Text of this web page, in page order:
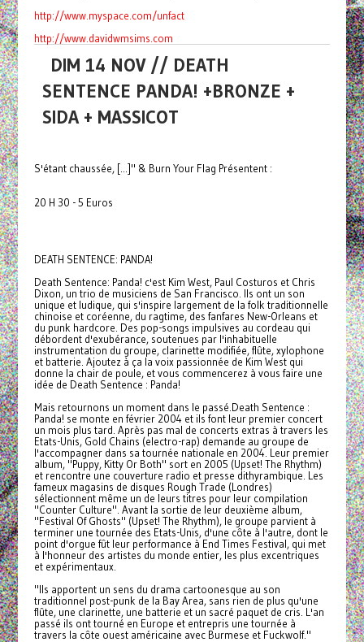
http://www.myspace.com/unfact
http://www.davidwmsims.com
DIM 14 NOV // DEATH
SENTENCE PANDA! +BRONZE +
SIDA + MASSICOT
S'étant chaussée, [...]" & Burn Your Flag Présentent :
20 H 30 - 5 Euros
DEATH SENTENCE: PANDA!
Death Sentence: Panda! c'est Kim West, Paul Costuros et Chris
Dixon, un trio de musiciens de San Francisco. Ils ont un son
unique et ludique, qui s'inspire largement de la folk traditionnelle
chinoise et coréenne, du ragtime, des fanfares New-Orleans et
du punk hardcore. Des pop-songs impulsives au cordeau qui
débordent d'exubérance, soutenues par l'inhabituelle
instrumentation du groupe, clarinette modifiée, flûte, xylophone
et batterie. Ajoutez à ça la voix passionnée de Kim West qui
donne la chair de poule, et vous commencerez à vous faire une
idée de Death Sentence : Panda!
Mais retournons un moment dans le passé.Death Sentence :
Panda! se monte en février 2004 et ils font leur premier concert
un mois plus tard. Après pas mal de concerts extras à travers les
Etats-Unis, Gold Chains (electro-rap) demande au groupe de
l'accompagner dans sa tournée nationale en 2004. Leur premier
album, "Puppy, Kitty Or Both" sort en 2005 (Upset! The Rhythm)
et rencontre une couverture radio et presse dithyrambique. Les
fameux magasins de disques Rough Trade (Londres)
sélectionnent même un de leurs titres pour leur compilation
"Counter Culture". Avant la sortie de leur deuxième album,
"Festival Of Ghosts" (Upset! The Rhythm), le groupe parvient à
terminer une tournée des Etats-Unis, d'une côte à l'autre, dont le
point d'orgue fût leur performance à End Times Festival, qui met
à l'honneur des artistes du monde entier, les plus excentriques
et expérimentaux.
"Ils apportent un sens du drama cartoonesque au son
traditionnel post-punk de la Bay Area, sans rien de plus qu'une
flûte, une clarinette, une batterie et un sacré paquet de cris. L'an
passé ils ont tourné en Europe et entrepris une tournée à
travers la côte ouest américaine avec Burmese et Fuckwolf."